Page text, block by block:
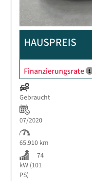
HAUSPREIS
Finanzierungsrate
Gebraucht
07/2020
65.910 km
74
kW (101
PS)